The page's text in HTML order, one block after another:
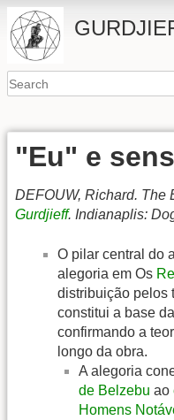
"Eu" e
DEFOUW, Richard. The
Gurdjieff. Indianaplis:
O pilar central do
alegoria em Os
distribuição pelos
constitui a base
confirmando a
longo da obra.
A alegoria
de Belzebu ao
Homens